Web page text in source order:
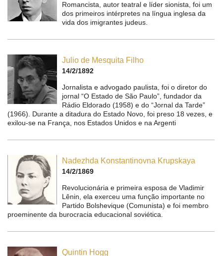
Romancista, autor teatral e líder sionista, foi um
dos primeiros intérpretes na língua inglesa da
vida dos imigrantes judeus.
Julio de Mesquita Filho
14/2/1892
Jornalista e advogado paulista, foi o diretor do
jornal “O Estado de São Paulo”, fundador da
Rádio Eldorado (1958) e do “Jornal da Tarde”
(1966). Durante a ditadura do Estado Novo, foi preso 18 vezes, e
exilou-se na França, nos Estados Unidos e na Argenti
Nadezhda Konstantinovna Krupskaya
14/2/1869
Revolucionária e primeira esposa de Vladimir
Lênin, ela exerceu uma função importante no
Partido Bolshevique (Comunista) e foi membro
proeminente da burocracia educacional soviética.
Quintin Hogg